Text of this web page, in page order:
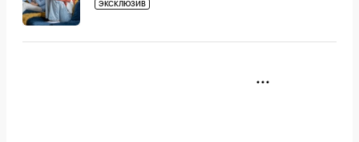
ЭКСКЛЮЗИВ